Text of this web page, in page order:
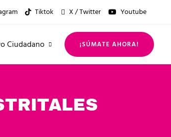
Tiktok X / Twitter Youtube
Ciudadano ¡SÚMATE AHORA!